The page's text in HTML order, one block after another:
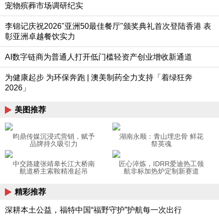
宠物殡葬市场调研纪实
李锦记庆祝2026"亚洲50最佳餐厅"颁奖典礼首次登陆香港 表
彰亚洲卓越餐饮实力
AI数字链商为普通人打开低门槛轻资产创业增收新通道
为健康起步 为环保奔跑 | 澳美制药全力支持「着绿狂奔
2026」
美图推荐
昀鼎传媒沉浸式营销，赋予
品牌持久吸引力
湖南永顺：青山埋忠骨 鲜花
祭英魂
中交路建张靖皋长江大桥南
航道桥主索鞍精准起吊
匠心淬炼，IDRR爱迪热工领
航非标加热炉定制新赛道
精彩推荐
深耕本土公益，福特中国“福野守护”护航每一次出行